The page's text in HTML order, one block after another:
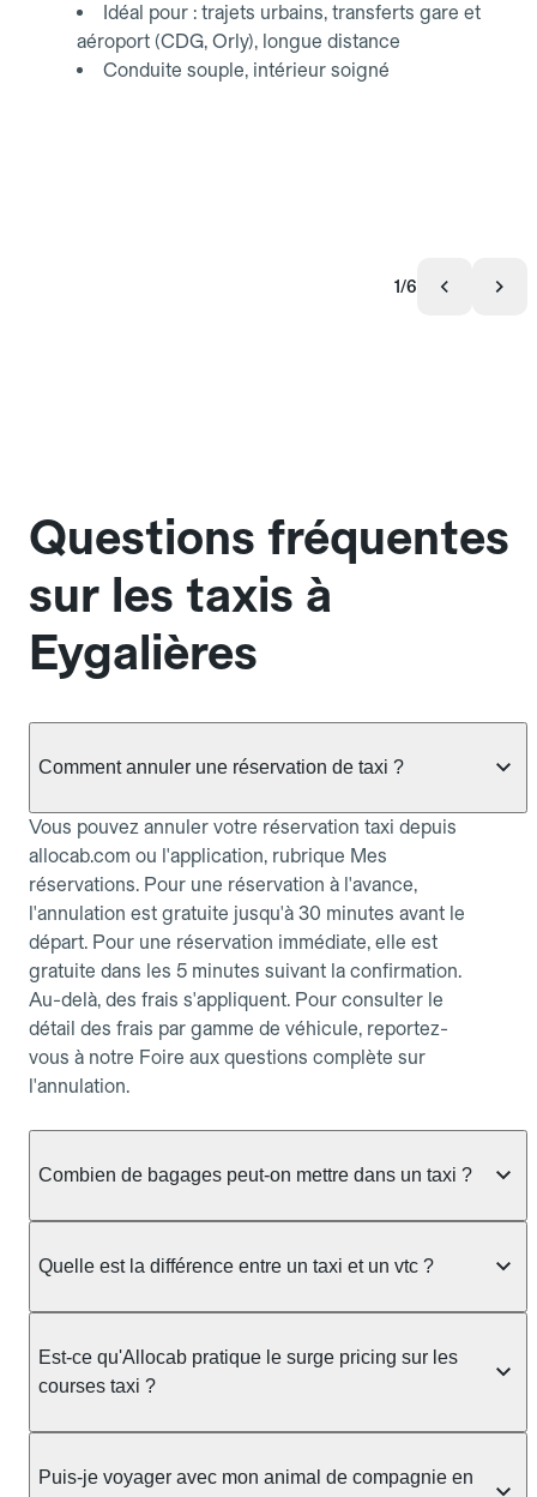
Idéal pour : trajets urbains, transferts gare et
aéroport (CDG, Orly), longue distance
Conduite souple, intérieur soigné
1/6
Questions fréquentes
sur les taxis à
Eygalières
Comment annuler une réservation de taxi ?
Vous pouvez annuler votre réservation taxi depuis
allocab.com ou l'application, rubrique Mes
réservations. Pour une réservation à l'avance,
l'annulation est gratuite jusqu'à 30 minutes avant le
départ. Pour une réservation immédiate, elle est
gratuite dans les 5 minutes suivant la confirmation.
Au-delà, des frais s'appliquent. Pour consulter le
détail des frais par gamme de véhicule, reportez-
vous à notre Foire aux questions complète sur
l'annulation.
Combien de bagages peut-on mettre dans un taxi ?
taxi berline accueille en général jusqu'à 3 bagages
ou nombreux, précisez-le dans le champ "Message
au chauffeur" lors de la réservation. Le prix n'est
pas impacté par le nombre de bagages.
Quelle est la différence entre un taxi et un vtc ?
prendre en charge directement dans la rue, à une
station ou sur réservation, avec un tarif au
réservation et propose un prix fixe annoncé à
l'avance. Chez Allocab, réservez facilement votre
Est-ce qu'Allocab pratique le surge pricing sur les
courses taxi ?
réglementation préfectorale et suit un barème
Puis-je voyager avec mon animal de compagnie en